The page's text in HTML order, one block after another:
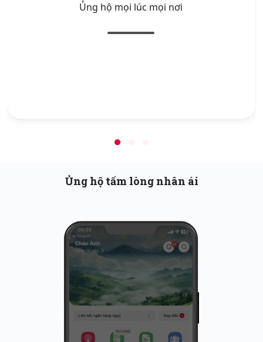
Ủng hộ mọi lúc mọi nơi
Ủng hộ tấm lòng nhân ái